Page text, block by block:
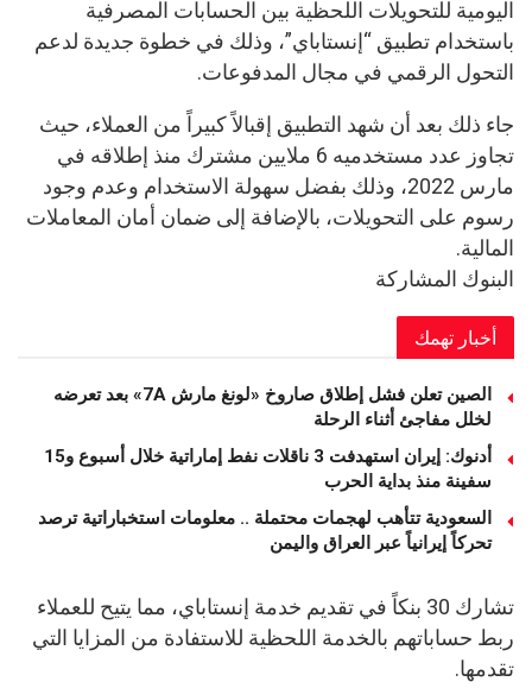
اليومية للتحويلات اللحظية بين الحسابات المصرفية
باستخدام تطبيق “إنستاباي”، وذلك في خطوة جديدة لدعم
التحول الرقمي في مجال المدفوعات.
جاء ذلك بعد أن شهد التطبيق إقبالاً كبيراً من العملاء، حيث
تجاوز عدد مستخدميه 6 ملايين مشترك منذ إطلاقه في
مارس 2022، وذلك بفضل سهولة الاستخدام وعدم وجود
رسوم على التحويلات، بالإضافة إلى ضمان أمان المعاملات
المالية.
البنوك المشاركة
أخبار تهمك
الصين تعلن فشل إطلاق صاروخ «لونغ مارش 7A» بعد تعرضه
لخلل مفاجئ أثناء الرحلة
أدنوك: إيران استهدفت 3 ناقلات نفط إماراتية خلال أسبوع و15
سفينة منذ بداية الحرب
السعودية تتأهب لهجمات محتملة .. معلومات استخباراتية ترصد
تحركاً إيرانياً عبر العراق واليمن
تشارك 30 بنكاً في تقديم خدمة إنستاباي، مما يتيح للعملاء
ربط حساباتهم بالخدمة اللحظية للاستفادة من المزايا التي
تقدمها.